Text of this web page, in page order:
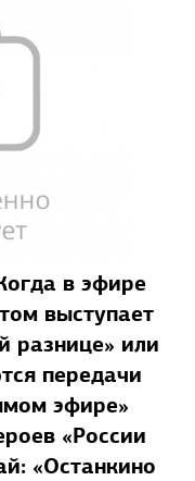
в эфире
выступает
разнице» или
передачи
эфире»
«России
«Останкино